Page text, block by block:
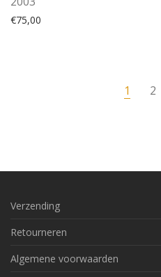
€75,00
1 2
Verzending
Retourneren
Algemene voorwaarden